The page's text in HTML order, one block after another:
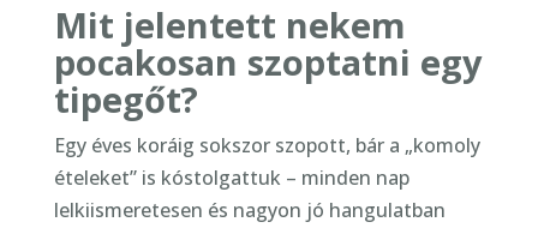
Mit jelentett nekem
pocakosan szoptatni egy
tipegőt?
Egy éves koráig sokszor szopott, bár a „komoly
ételeket” is kóstolgattuk – minden nap
lelkiismeretesen és nagyon jó hangulatban